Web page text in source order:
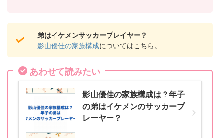
弟はイケメンサッカープレイヤー？
影山優佳の家族構成についてはこちら。
あわせて読みたい
影山優佳の家族構成は？年子
の弟はイケメンのサッカープ
レーヤー？